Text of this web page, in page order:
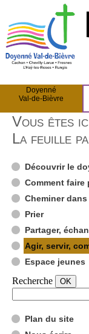
Doyenné
Val-de-Bièvre
Vous êtes
La feuille
Découvrir le
Comment faire
Cheminer
Prier
Partager,
Agir, servir,
Espace jeunes
Recherche
Plan du site